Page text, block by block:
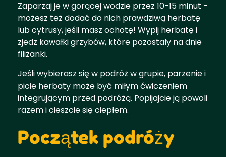
Zaparzaj je w gorącej wodzie przez 10-15 minut -
możesz też dodać do nich prawdziwą herbatę
lub cytrusy, jeśli masz ochotę! Wypij herbatę i
zjedz kawałki grzybów, które pozostały na dnie
filiżanki.
Jeśli wybierasz się w podróż w grupie, parzenie i
picie herbaty może być miłym ćwiczeniem
integrującym przed podróżą. Popijajcie ją powoli
razem i cieszcie się ciepłem.
Początek podróży